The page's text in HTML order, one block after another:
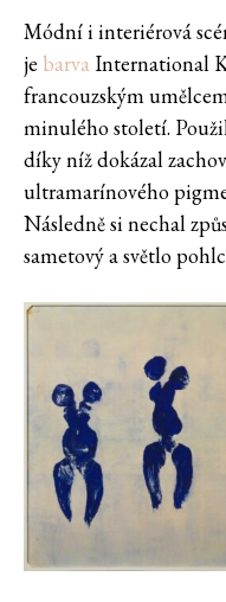
Módní i interiérová
je barvaInternational
francouzským
minulého století.
díky níž dokázal
ultramarínového
Následně si nechal
sametový a světlo